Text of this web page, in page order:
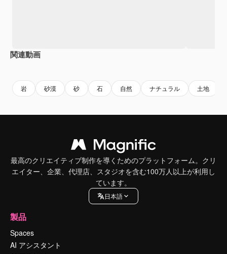
関連動画
岩 砂漠 砂 石 自然 ナチュラル 土地
最高のクリエイティブ制作を導くためのプラットフォーム。クリ
エイター、企業、代理店、スタジオを含む100万人以上が利用し
ています。
日本語
製品
Spaces
AI アシスタント